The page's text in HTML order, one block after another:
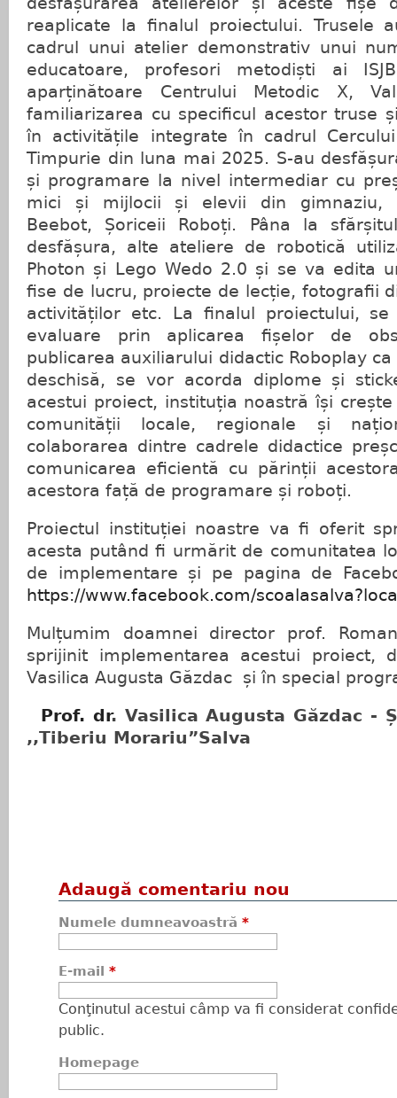
reaplicate la finalul proiectului. Trusele
cadrul unui atelier demonstrativ unui
educatoare, profesori metodiști ai
aparținătoare Centrului Metodic X,
familiarizarea cu specificul acestor truse
în activitățile integrate în cadrul Cercului
Timpurie din luna mai 2025. S-au
și programare la nivel intermediar cu
mici și mijlocii și elevii din gimnaziu,
Beebot, Șoriceii Roboți. Pâna la
desfășura, alte ateliere de robotică
Photon și Lego Wedo 2.0 și se va edita
fise de lucru, proiecte de lecție, fotografii
activităților etc. La finalul proiectului,
evaluare prin aplicarea fișelor de
publicarea auxiliarului didactic Roboplay
deschisă, se vor acorda diplome și
acestui proiect, instituția noastră își
comunității locale, regionale și
colaborarea dintre cadrele didactice
comunicarea eficientă cu părinții
acestora față de programare și roboți.
Proiectul instituției noastre va fi oferit
acesta putând fi urmărit de comunitatea
de implementare și pe pagina de
https://www.facebook.com/
Mulțumim doamnei director prof.
sprijinit implementarea acestui proiect,
Vasilica Augusta Găzdac și în special
Prof. dr. Vasilica Augusta Găzdac -
,,Tiberiu Morariu”Salva
Adaugă comentariu nou
Numele dumneavoastră *
E-mail *
Conţinutul acestui câmp va fi considerat
public.
Homepage